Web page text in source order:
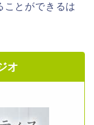
ことができるは
オ